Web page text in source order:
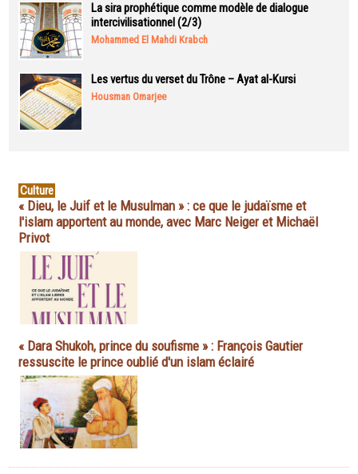
La sira prophétique comme modèle de dialogue
intercivilisationnel (2/3)
Mohammed El Mahdi Krabch
Les vertus du verset du Trône – Ayat al-Kursi
Housman Omarjee
Culture
« Dieu, le Juif et le Musulman » : ce que le judaïsme et
l'islam apportent au monde, avec Marc Neiger et Michaël
Privot
« Dara Shukoh, prince du soufisme » : François Gautier
ressuscite le prince oublié d'un islam éclairé